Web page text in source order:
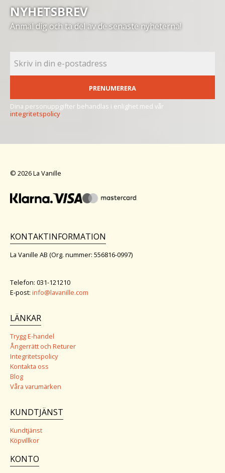
NYHETSBREV
Anmäl dig och ta del av de senaste nyheterna!
PRENUMERERA
Dina personuppgifter behandlas i enlighet med vår
integritetspolicy.
© 2026 La Vanille
KONTAKTINFORMATION
La Vanille AB (Org. nummer: 556816-0997)
Telefon: 031-121210
E-post: info@lavanille.com
LÄNKAR
Trygg E-handel
Ångerrätt och Returer
Integritetspolicy
Kontakta oss
Blog
Våra varumärken
KUNDTJÄNST
Kundtjänst
Köpvillkor
KONTO